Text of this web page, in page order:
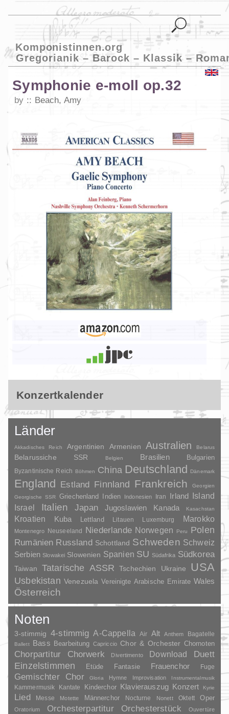
Komponistinnen.org
Gregorianik – Barock – Klassik –
Symphonie e-moll op.32
by Beach, Amy
Konzertkalender
Länder
Akkadisches Reich Argentinien Armenien Australien Belarus
Belarussiche SSR Belgien Brasilien Bulgarien
Byzantinische Reich Böhmen China Deutschland Dänemark
England Estland Finnland Frankreich
Georgien
Georgische SSR
Griechenland Indien Indonesien Iran Irland
Island
Israel
Italien Japan Jugoslawien Kanada Kasachstan
Kroatien Kuba Lettland Litauen Luxemburg Marokko
Montenegro Neuseeland Niederlande Norwegen Peru
Polen
Rumänien Russland Schottland Schweden Schweiz
Serbien Slowakei Slowenien Spanien SU Südafrika Südkorea
Taiwan Tatarische ASSR Tschechien Ukraine USA
Usbekistan Venezuela Vereinigte Arabische Emirate Wales
Österreich
Noten
3-stimmig 4-stimmig A-Cappella Air Alt Anthem Bagatelle
Ballett Bass Bearbeitung Capriccio Chor & Orchester Chornoten
Chorpartitur Chorwerk Divertimento Download
Duett
Einzelstimmen
Etüde Fantasie Frauenchor Fuge
Gemischter Chor Gloria Hymne Improvisation Instrumentalmusik
Kammermusik Kantate Kinderchor Klavierauszug Konzert Kyrie
Lied Messe Motette Männerchor Nocturne Nonett Oktett Oper
Oratorium Orchesterpartitur Orchesterstück Ouvertüre